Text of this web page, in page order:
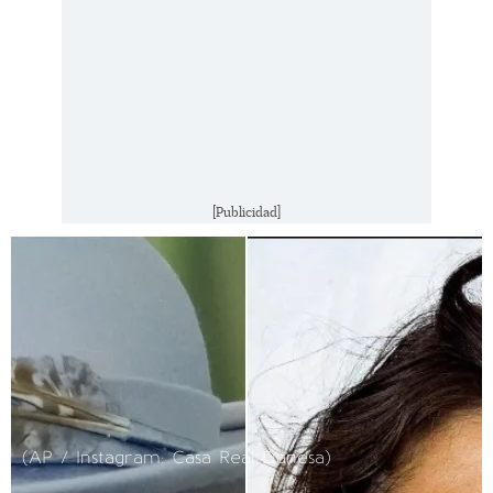
[Publicidad]
(AP / Instagram: Casa Real Danesa)